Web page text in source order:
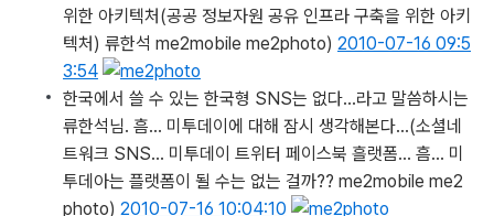
위한 아키텍처(공공 정보자원 공유 인프라 구축을 위한 아키
텍처) 류한석 me2mobile me2photo) 2010-07-16 09:5
3:54
한국에서 쓸 수 있는 한국형 SNS는 없다…라고 말씀하시는
류한석님. 흠… 미투데이에 대해 잠시 생각해본다…(소셜네
트워크 SNS... 미투데이 트위터 페이스북 흘랫폼... 흠... 미
투데아는 플랫폼이 될 수는 없는 걸까?? me2mobile me2
photo) 2010-07-16 10:04:10